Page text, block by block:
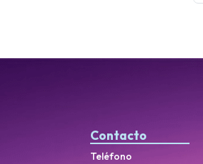
Contacto
Teléfono